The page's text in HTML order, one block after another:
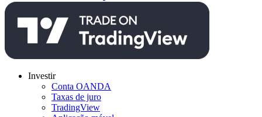
Investir
Conta OANDA
Taxas de juro
TradingView